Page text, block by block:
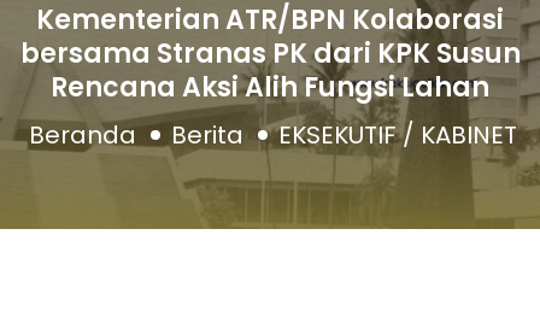
Kementerian ATR/BPN Kolaborasi
bersama Stranas PK dari KPK Susun
Rencana Aksi Alih Fungsi Lahan
Beranda Berita EKSEKUTIF / KABINET